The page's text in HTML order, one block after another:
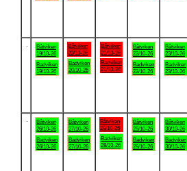
Båtviken
19/10-26
Badviken
19/10-26
Båtviken
20/10-26
Badviken
20/10-26
Båtviken
21/10-26
Badviken
21/10-26
Båtviken
22/10-26
Badviken
22/10-26
Båtviken
23/10-26
Badviken
23/10-26
Båtviken
26/10-26
Badviken
26/10-26
Båtviken
27/10-26
Badviken
27/10-26
Båtviken
28/10-26
Badviken
28/10-26
Båtviken
29/10-26
Badviken
29/10-26
Båtviken
30/10-26
Badviken
30/10-26